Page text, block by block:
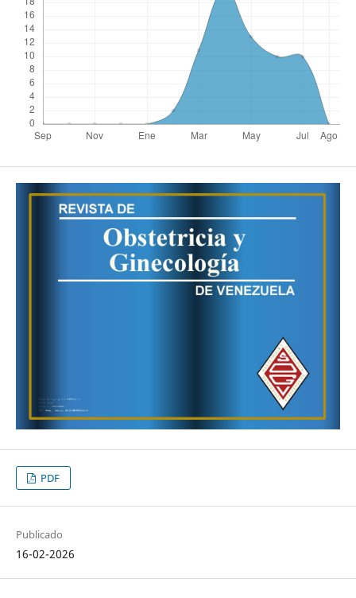
PDF
Publicado
16-02-2026